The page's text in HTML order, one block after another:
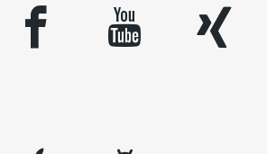
facebook youtube xing